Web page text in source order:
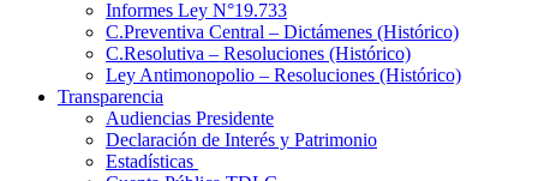
Informes Ley N°19.733
C.Preventiva Central – Dictámenes (Histórico)
C.Resolutiva – Resoluciones (Histórico)
Ley Antimonopolio – Resoluciones (Histórico)
Transparencia
Audiencias Presidente
Declaración de Interés y Patrimonio
Estadísticas